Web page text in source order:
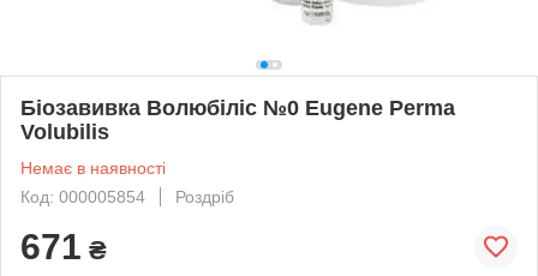
Біозавивка Волюбіліс №0 Eugene Perma
Volubilis
Немає в наявності
Код: 000005854
Роздріб
671 ₴